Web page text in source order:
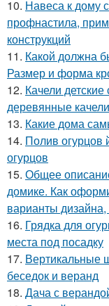
10. Навеса к дому
профнастила,
конструкций
11. Какой должна
Размер и форма
12. Качели
деревянные
13. Какие дома
14. Полив огурцов
огурцов
15. Общее
домике. Как
варианты
16. Грядка для
места под посадку
17. Вертикальные
беседок и веранд
18. Дача с